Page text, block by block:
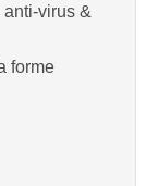
virus &
forme